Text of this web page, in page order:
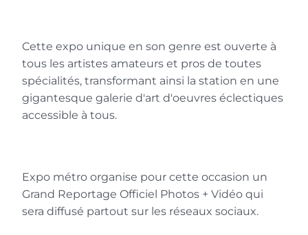
organisateurs, les vidéastes, les
chauffeurs, la ville de Miami et toute
l’équipe qui a su généreusement
imprégner l’art dans la ville de façon
surprenante !
mais il va s’en dire que cette idée ira
encore très loin.
Et si l’art n’était qu’une idée ?
Cette expo unique en son genre est ouverte à
tous les artistes amateurs et pros de toutes
spécialités, transformant ainsi la station en une
gigantesque galerie d'art d'oeuvres éclectiques
accessible à tous.
Expo métro organise pour cette occasion un
Grand Reportage Officiel Photos + Vidéo qui
sera diffusé partout sur les réseaux sociaux.